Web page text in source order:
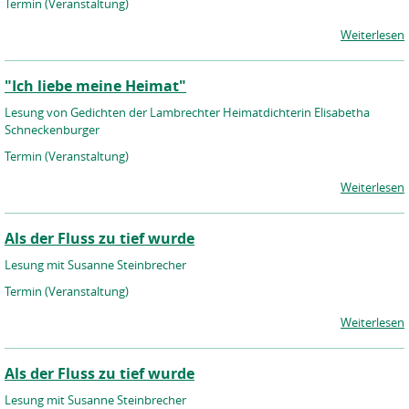
Termin (Veranstaltung)
Weiterlesen
"Ich liebe meine Heimat"
Lesung von Gedichten der Lambrechter Heimatdichterin Elisabetha
Schneckenburger
Termin (Veranstaltung)
Weiterlesen
Als der Fluss zu tief wurde
Lesung mit Susanne Steinbrecher
Termin (Veranstaltung)
Weiterlesen
Als der Fluss zu tief wurde
Lesung mit Susanne Steinbrecher